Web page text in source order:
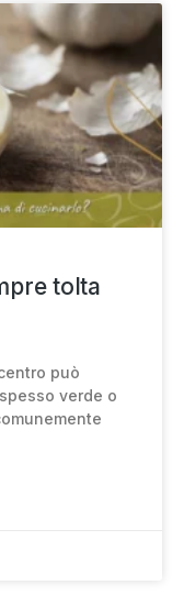
tolta
può
verde o